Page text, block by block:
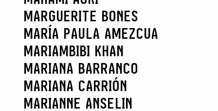
MARGUERITE BONES
MARÍA PAULA AMEZCUA
MARIAMBIBI KHAN
MARIANA BARRANCO
MARIANA CARRIÓN
MARIANNE ANSELIN